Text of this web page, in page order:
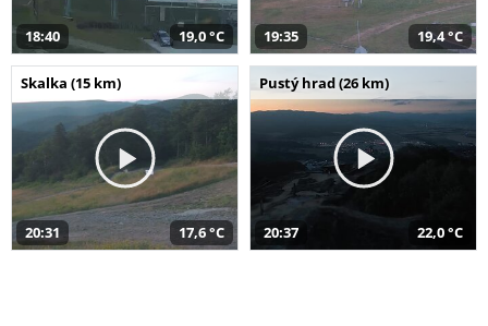
18:40 19,0 °C 19:35 19,4 °C
Skalka (15 km)
20:31 17,6 °C
Pustý hrad (26 km)
20:37 22,0 °C